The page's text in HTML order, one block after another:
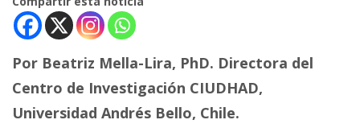
Por Beatriz Mella-Lira, PhD. Directora del
Centro de Investigación CIUDHAD,
Universidad Andrés Bello, Chile.